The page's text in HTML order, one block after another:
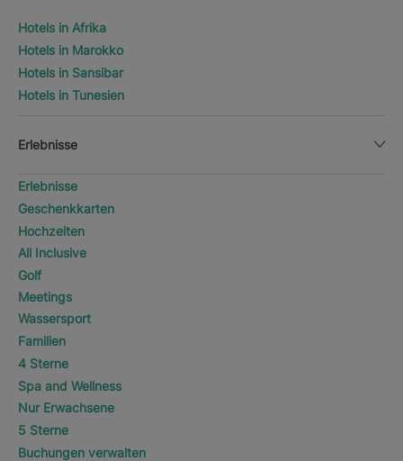
Hotels in Afrika
Hotels in Marokko
Hotels in Sansibar
Hotels in Tunesien
Erlebnisse
Erlebnisse
Geschenkkarten
Hochzeiten
All Inclusive
Golf
Meetings
Wassersport
Familien
4 Sterne
Spa and Wellness
Nur Erwachsene
5 Sterne
Buchungen verwalten